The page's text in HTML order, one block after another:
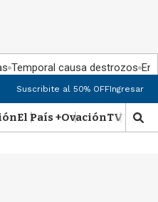
Temporal causa destrozos En
Suscribite al 50% OFFIngresar
El País +OvaciónTV Show
M
o